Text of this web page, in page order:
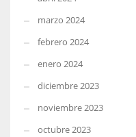
marzo 2024
febrero 2024
enero 2024
diciembre 2023
noviembre 2023
octubre 2023